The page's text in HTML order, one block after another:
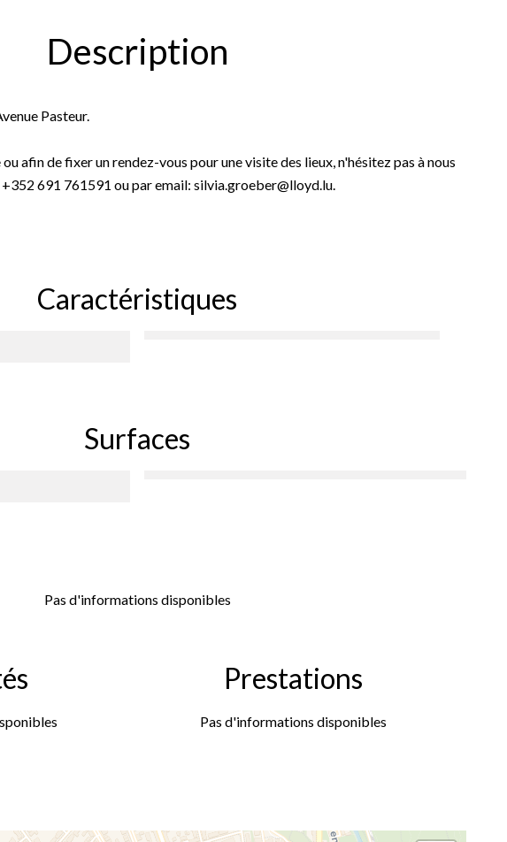
Description
Pasteur.
afin de fixer un rendez-vous pour une visite des lieux, n'hésitez pas à nous
691 761591 ou par email: silvia.groeber@lloyd.lu.
Caractéristiques
Surfaces
Pas d'informations disponibles
Prestations
Pas d'informations disponibles